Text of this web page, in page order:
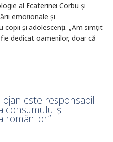
al Ecaterinei Corbu și
emoționale și
și adolescenți. „Am simțit
dedicat oamenilor, doar că
este responsabil
consumului și
românilor”